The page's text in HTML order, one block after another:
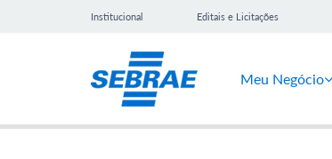
Institucional Editais e Licitações
Meu Negócio